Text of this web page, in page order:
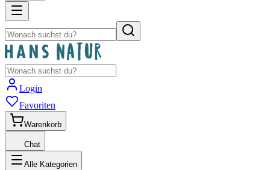
Login
Favoriten
Warenkorb
Chat
Alle Kategorien